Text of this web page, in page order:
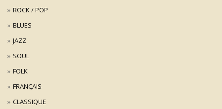
ROCK / POP
BLUES
JAZZ
SOUL
FOLK
FRANÇAIS
CLASSIQUE